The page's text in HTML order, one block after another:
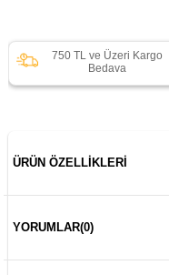
750 TL ve Üzeri Kargo
Bedava
ÜRÜN ÖZELLIKLERI
YORUMLAR(0)